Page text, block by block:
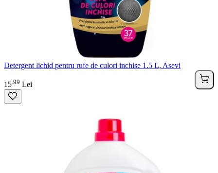
Detergent lichid pentru rufe de culori inchise 1.5 L, Asevi
15 99 Lei